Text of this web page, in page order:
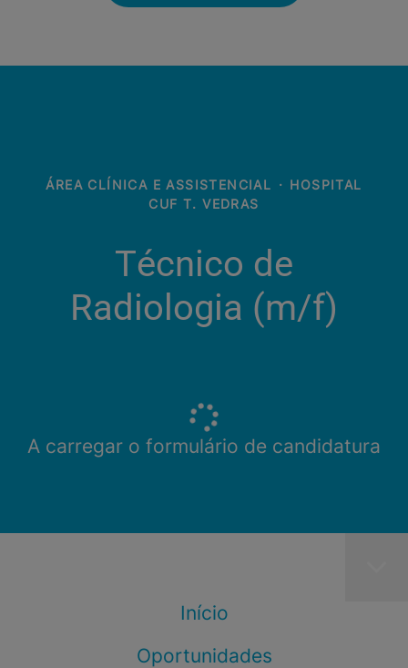
ÁREA CLÍNICA E ASSISTENCIAL · HOSPITAL
CUF T. VEDRAS
Técnico de
Radiologia (m/f)​
A carregar o formulário de candidatura
Início
Oportunidades